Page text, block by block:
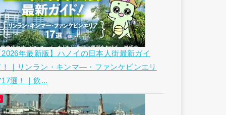
2026年最新版】ハノイの日本人街最新ガイ
！｜リンラン・キンマ―・ファンケビンエリ
17選！｜飲...